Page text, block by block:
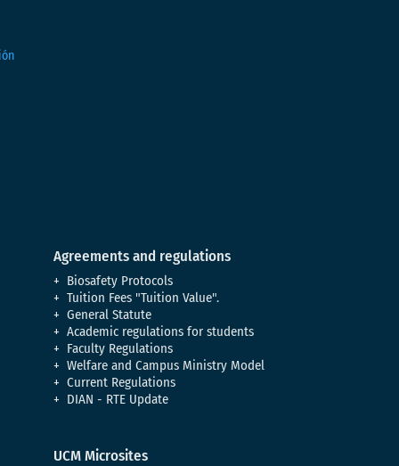
Agreements and regulations
Biosafety Protocols
Tuition Fees "Tuition Value".
General Statute
Academic regulations for students
Faculty Regulations
Welfare and Campus Ministry Model
Current Regulations
DIAN - RTE Update
UCM Microsites